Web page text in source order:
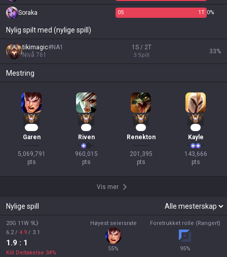
Soraka 0S 1T 0%
Nylig spilt med (nylige spill)
tikimagic#NA1
Nivå 761
1S / 2T
3 Spill
33%
Mestring
Garen
5,069,791
pts
Riven
960,015
pts
Renekton
201,395
pts
Kayle
143,666
pts
Vis mer
Nylige spill
20G 11W 9L}
6.2/ 4.9 / 3.1
1.9 : 1
Kill Deltakelse 34%
Høyest seiersrate
55%
Foretrukket rolle (Rangert)
95%